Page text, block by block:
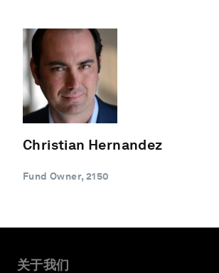
Christian Hernandez
Fund Owner, 2150
关于我们